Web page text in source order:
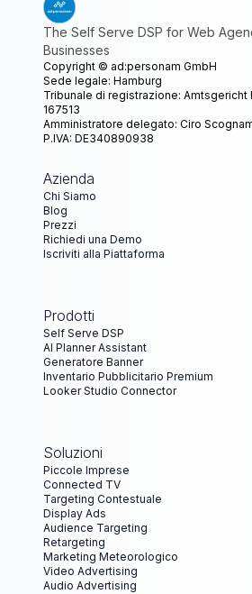
The Self Serve DSP for Web
Businesses
Copyright © ad:personam GmbH
Sede legale: Hamburg
Tribunale di registrazione: Amtsgericht
167513
Amministratore delegato: Ciro
P.IVA: DE340890938
Azienda
Chi Siamo
Blog
Prezzi
Richiedi una Demo
Iscriviti alla Piattaforma
Prodotti
Self Serve DSP
AI Planner Assistant
Generatore Banner
Inventario Pubblicitario Premium
Looker Studio Connector
Soluzioni
Piccole Imprese
Connected TV
Targeting Contestuale
Display Ads
Audience Targeting
Retargeting
Marketing Meteorologico
Video Advertising
Audio Advertising